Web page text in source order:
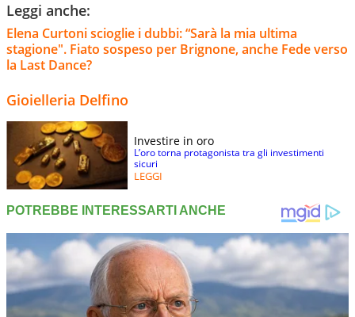
Leggi anche:
Elena Curtoni scioglie i dubbi: “Sarà la mia ultima
stagione". Fiato sospeso per Brignone, anche Fede verso
la Last Dance?
Gioielleria Delfino
Investire in oro
L’oro torna protagonista tra gli investimenti
sicuri
LEGGI